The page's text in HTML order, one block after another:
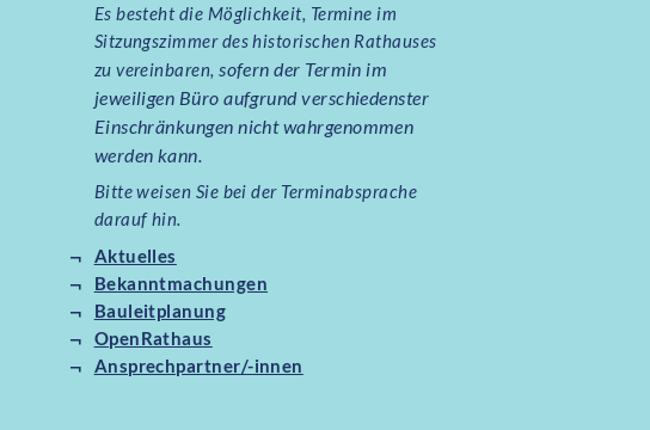
Es besteht die Möglichkeit, Termine im
Sitzungszimmer des historischen Rathauses
zu vereinbaren,sofern der Termin im
jeweiligen Büro aufgrund verschiedenster
Einschränkungen nicht wahrgenommen
werden kann.
Bitte weisen Sie bei der Terminabsprache
darauf hin.
Aktuelles
Bekanntmachungen
Bauleitplanung
OpenRathaus
Ansprechpartner/-innen